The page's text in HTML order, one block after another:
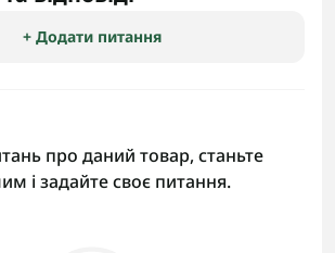
+ Додати питання
про даний товар, станьте
і задайте своє питання.